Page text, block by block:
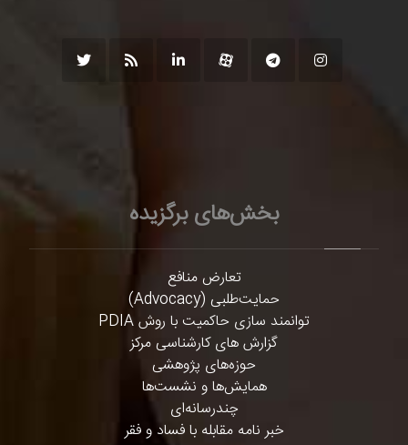
بخش‌های برگزیده
تعارض منافع
حمایت‌طلبی (Advocacy)
توانمند سازی حاکمیت با روش PDIA
گزارش های کارشناسی مرکز
حوزه‌های پژوهشی
همایش‌ها و نشست‌ها
چندرسانه‌ای
خبر نامه مقابله با فساد و فقر